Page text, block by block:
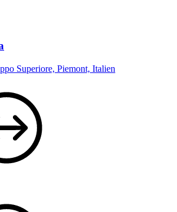
Superiore, Piemont, Italien